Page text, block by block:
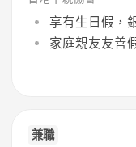
享有生日假，
家庭親友友善
兼職